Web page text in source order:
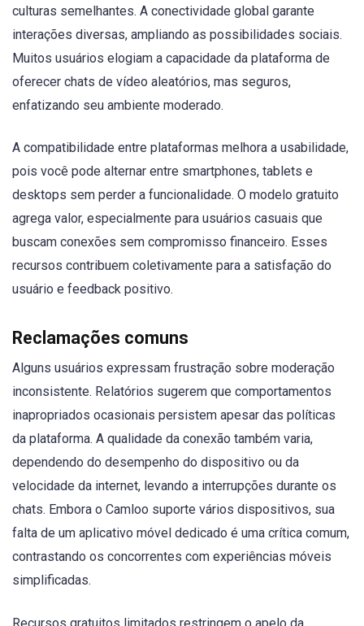
culturas semelhantes. A conectividade global garante
interações diversas, ampliando as possibilidades sociais.
Muitos usuários elogiam a capacidade da plataforma de
oferecer chats de vídeo aleatórios, mas seguros,
enfatizando seu ambiente moderado.
A compatibilidade entre plataformas melhora a usabilidade,
pois você pode alternar entre smartphones, tablets e
desktops sem perder a funcionalidade. O modelo gratuito
agrega valor, especialmente para usuários casuais que
buscam conexões sem compromisso financeiro. Esses
recursos contribuem coletivamente para a satisfação do
usuário e feedback positivo.
Reclamações comuns
Alguns usuários expressam frustração sobre moderação
inconsistente. Relatórios sugerem que comportamentos
inapropriados ocasionais persistem apesar das políticas
da plataforma. A qualidade da conexão também varia,
dependendo do desempenho do dispositivo ou da
velocidade da internet, levando a interrupções durante os
chats. Embora o Camloo suporte vários dispositivos, sua
falta de um aplicativo móvel dedicado é uma crítica comum,
contrastando os concorrentes com experiências móveis
simplificadas.
Recursos gratuitos limitados restringem o apelo da